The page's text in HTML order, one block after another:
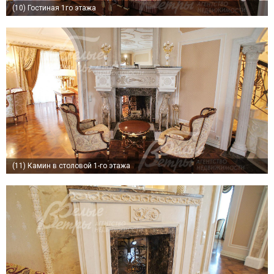
(10) Гостиная 1го этажа
(11) Камин в столовой 1-го этажа